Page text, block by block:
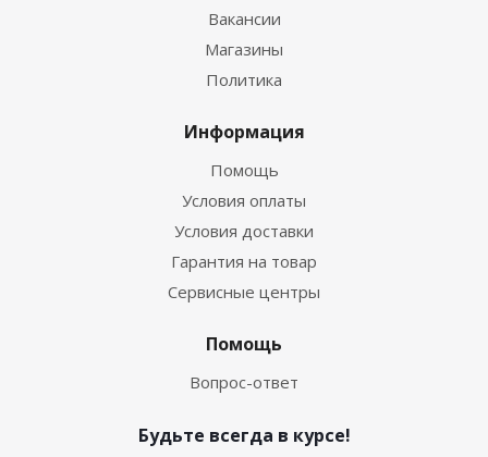
Вакансии
Магазины
Политика
Информация
Помощь
Условия оплаты
Условия доставки
Гарантия на товар
Сервисные центры
Помощь
Вопрос-ответ
Будьте всегда в курсе!